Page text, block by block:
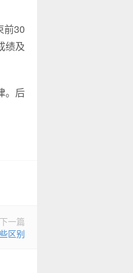
前30
绩及
。后
下一篇
区别